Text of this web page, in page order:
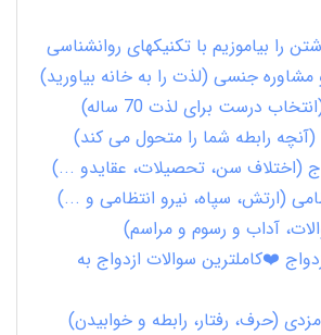
را بیاموزیم با تکنیکهای روانشناسی
مشاوره جنسی (لذت را به خانه بیاورید)
درست برای لذت 70 ساله)
رابطه شما را متحول می کند)
(اختلاف سن، تحصیلات، عقایدو ...)
(ارتش، سپاه، نیرو انتظامی و ...)
آداب و رسوم و مراسم)
ازدواج ❤️کاملترین سوالات ازدواج به
(حرف، رفتار، رابطه و خوابیدن)